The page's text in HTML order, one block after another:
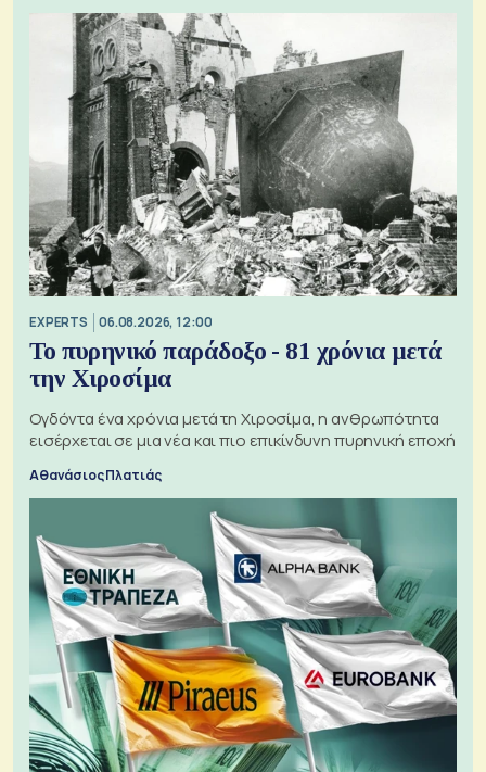
EXPERTS 06.08.2026, 12:00
Το πυρηνικό παράδοξο - 81 χρόνια μετά
την Χιροσίμα
Ογδόντα ένα χρόνια μετά τη Χιροσίμα, η ανθρωπότητα
εισέρχεται σε μια νέα και πιο επικίνδυνη πυρηνική εποχή
Αθανάσιος Πλατιάς